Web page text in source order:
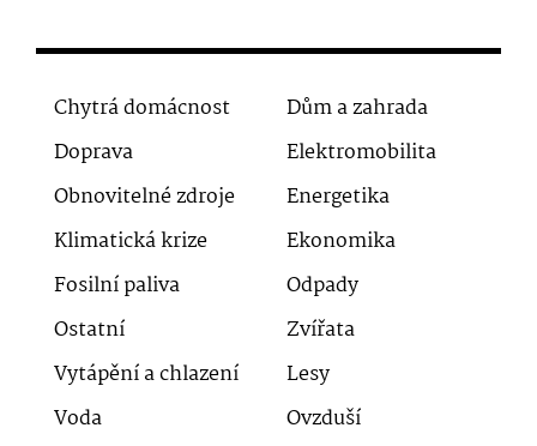
Chytrá domácnost
Dům a zahrada
Doprava
Elektromobilita
Obnovitelné zdroje
Energetika
Klimatická krize
Ekonomika
Fosilní paliva
Odpady
Ostatní
Zvířata
Vytápění a chlazení
Lesy
Voda
Ovzduší